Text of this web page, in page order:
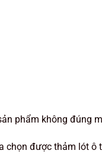
phẩm không đúng
chọn được thảm lót ô